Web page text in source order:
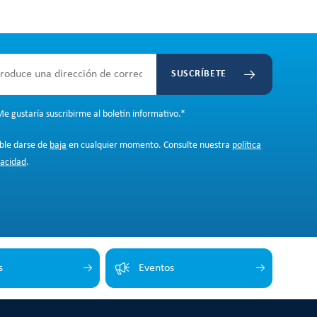
SUSCRÍBETE
gustaría suscribirme al boletín informativo.*
darse de baja en cualquier momento. Consulte nuestra política
.
Eventos